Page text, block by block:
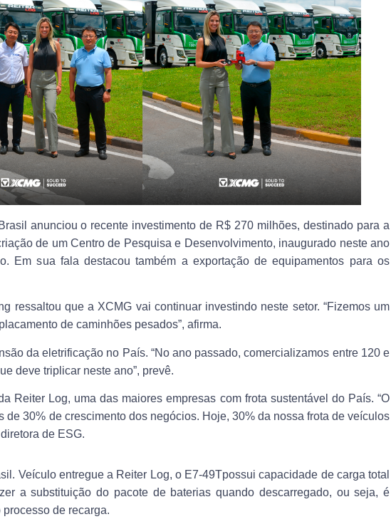
anunciou o recente investimento de R$ 270 milhões, destinado para a
de um Centro de Pesquisa e Desenvolvimento, inaugurado neste ano
Em sua fala destacou também a exportação de equipamentos para os
ressaltou que a XCMG vai continuar investindo neste setor. “Fizemos um
de caminhões pesados”, afirma.
da eletrificação no País. “No ano passado, comercializamos entre 120 e
deve triplicar neste ano”, prevê.
Reiter Log, uma das maiores empresas com frota sustentável do País. “O
30% de crescimento dos negócios. Hoje, 30% da nossa frota de veículos
de ESG.
Veículo entregue a Reiter Log, o E7-49Tpossui capacidade de carga total
a substituição do pacote de baterias quando descarregado, ou seja, é
de recarga.